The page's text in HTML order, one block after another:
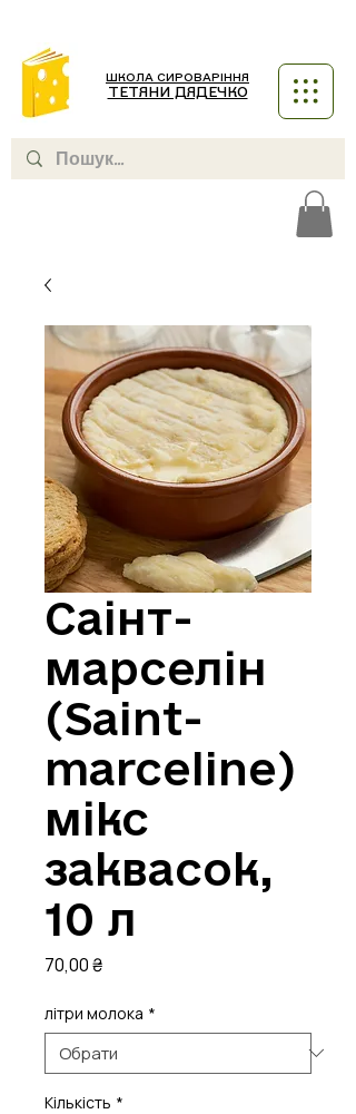
ШКОЛА СИРОВАРІННЯ
ТЕТЯНИ ДЯДЕЧКО
Саінт-
марселін
(Saint-
marceline)
мікс
заквасок,
10 л
70,00 ₴Ціна
літри молока *
Кількість *